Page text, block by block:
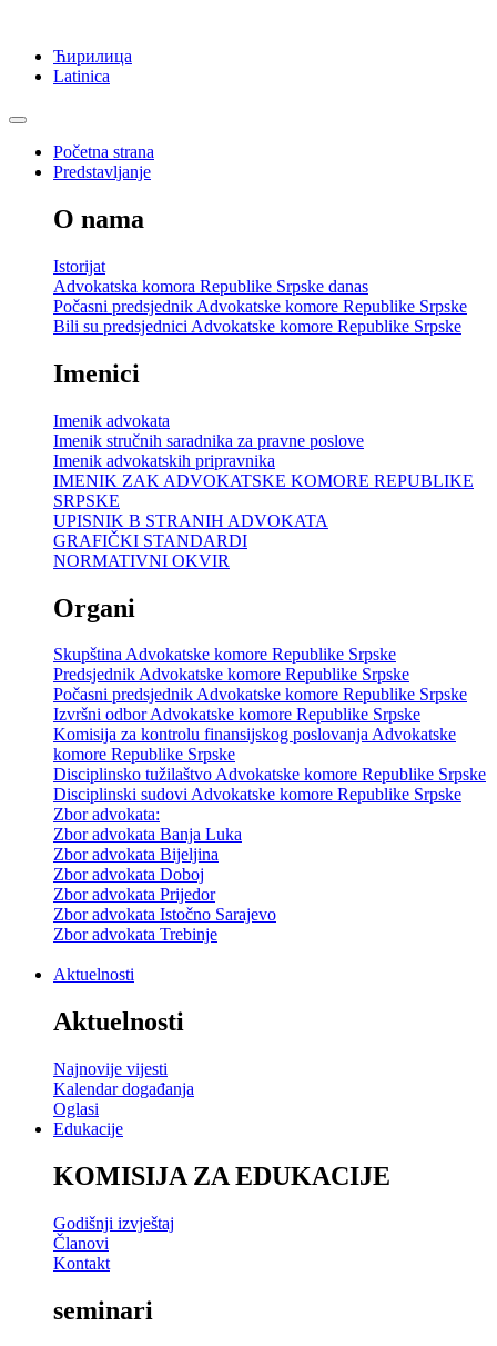
Ћирилица
Latinica
Početna strana
Predstavljanje
O nama
Istorijat
Advokatska komora Republike Srpske danas
Počasni predsjednik Advokatske komore Republike Srpske
Bili su predsjednici Advokatske komore Republike Srpske
Imenici
Imenik advokata
Imenik stručnih saradnika za pravne poslove
Imenik advokatskih pripravnika
IMENIK ZAK ADVOKATSKE KOMORE REPUBLIKE
SRPSKE
UPISNIK B STRANIH ADVOKATA
GRAFIČKI STANDARDI
NORMATIVNI OKVIR
Organi
Skupština Advokatske komore Republike Srpske
Predsjednik Advokatske komore Republike Srpske
Počasni predsjednik Advokatske komore Republike Srpske
Izvršni odbor Advokatske komore Republike Srpske
Komisija za kontrolu finansijskog poslovanja Advokatske
komore Republike Srpske
Disciplinsko tužilaštvo Advokatske komore Republike Srpske
Disciplinski sudovi Advokatske komore Republike Srpske
Zbor advokata:
Zbor advokata Banja Luka
Zbor advokata Bijeljina
Zbor advokata Doboj
Zbor advokata Prijedor
Zbor advokata Istočno Sarajevo
Zbor advokata Trebinje
Aktuelnosti
Aktuelnosti
Najnovije vijesti
Kalendar događanja
Oglasi
Edukacije
KOMISIJA ZA EDUKACIJE
Godišnji izvještaj
Članovi
Kontakt
seminari